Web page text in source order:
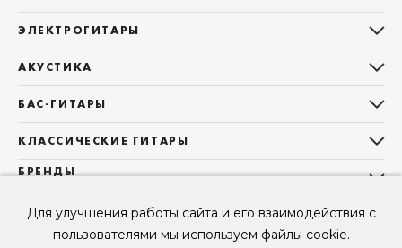
Для улучшения работы сайта и его взаимодействия с
пользователями мы используем файлы cookie.
ЭЛЕКТРОГИТАРЫ
Telecaster
Les Paul
Superstrat
АКУСТИКА
Фолки (ОМ, 000, 00)
Гранд Аудиториум
Б/У, уцененные гитары
БАС-ГИТАРЫ
Precision Bass
КЛАССИЧЕСКИЕ ГИТАРЫ
Все классические гитары
Б/У, уцененные гитары
БРЕНДЫ
Sigma Guitars
Enya Guitars
Контакты